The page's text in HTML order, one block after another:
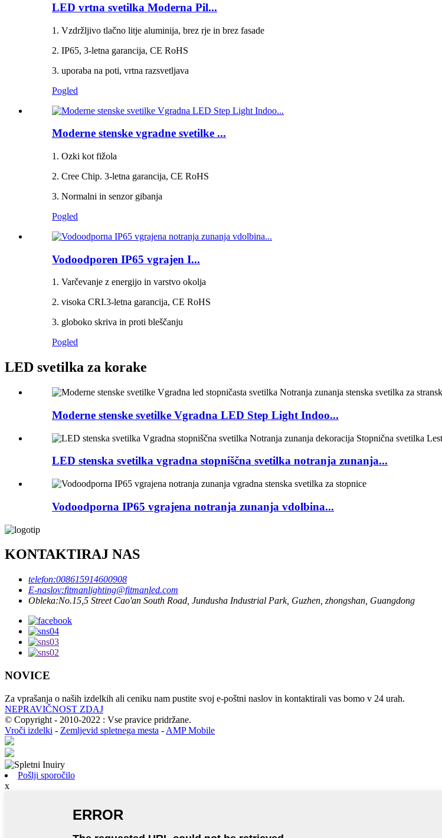
LED vrtna svetilka Moderna Pil...
1. Vzdržljivo tlačno litje aluminija, brez rje in brez fasade
2. IP65, 3-letna garancija, CE RoHS
3. uporaba na poti, vrtna razsvetljava
Pogled
Moderne stenske vgradne svetilke ...
1. Ozki kot fižola
2. Cree Chip. 3-letna garancija, CE RoHS
3. Normalni in senzor gibanja
Pogled
Vodoodporen IP65 vgrajen I...
1. Varčevanje z energijo in varstvo okolja
2. visoka CRI.3-letna garancija, CE RoHS
3. globoko skriva in proti bleščanju
Pogled
LED svetilka za korake
Moderne stenske svetilke Vgradna LED Step Light Indoo...
LED stenska svetilka vgradna stopniščna svetilka notranja zunanja...
Vodoodporna IP65 vgrajena notranja zunanja vdolbina...
KONTAKTIRAJ NAS
telefon:008615914600908
E-naslov:fitmanlighting@fitmanled.com
Obleka:No.15,5 Street Cao'an South Road, Jundusha Industrial Park, Guzhen, zhongshan, Guangdong
NOVICE
Za vprašanja o naših izdelkih ali ceniku nam pustite svoj e-poštni naslov in kontaktirali vas bomo v 24 urah.
NEPRAVIČNOST ZDAJ
© Copyright - 2010-2022 : Vse pravice pridržane.
Vroči izdelki - Zemljevid spletnega mesta - AMP Mobile
Pošlji sporočilo
x